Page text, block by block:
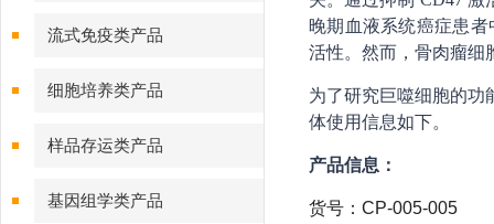
流式免疫类产品
细胞培养类产品
样品存运类产品
基因组学类产品
晚期血液系统癌症患
活性。然而，骨肉瘤细
为了研究巨噬细胞的功
体使用信息如下。
产品信息：
货号：CP-005-005